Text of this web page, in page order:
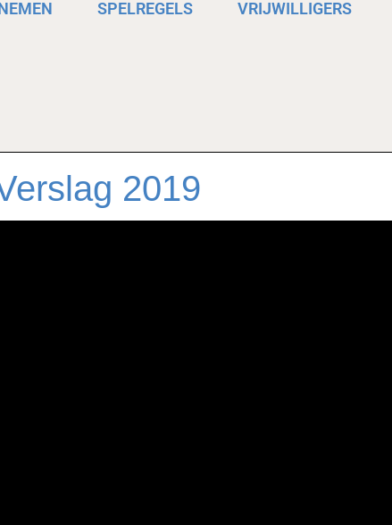
SPELREGELS VRIJWILLIGERS
2019